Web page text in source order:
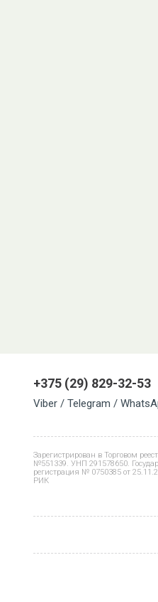
+375 (29) 829-32-53
Viber / Telegram /
Зарегистрирован в Торговом
№551339. УНП 291578650.
регистрация № 0750385 от
РИК